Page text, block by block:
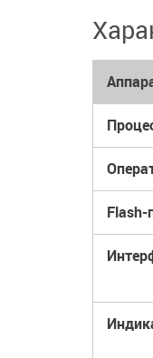
Flash-